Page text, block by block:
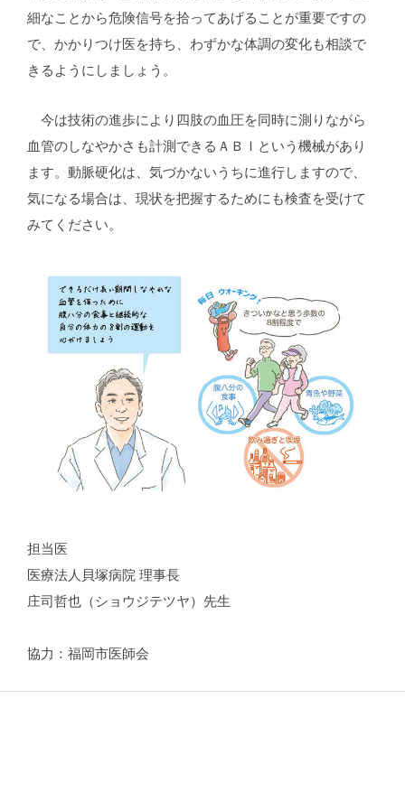
細なことから危険信号を拾ってあげることが重要ですの
で、かかりつけ医を持ち、わずかな体調の変化も相談で
きるようにしましょう。
今は技術の進歩により四肢の血圧を同時に測りながら
血管のしなやかさも計測できるＡＢＩという機械があり
ます。動脈硬化は、気づかないうちに進行しますので、
気になる場合は、現状を把握するためにも検査を受けて
みてください。
担当医
医療法人貝塚病院 理事長
庄司哲也（ショウジテツヤ）先生
協力：福岡市医師会